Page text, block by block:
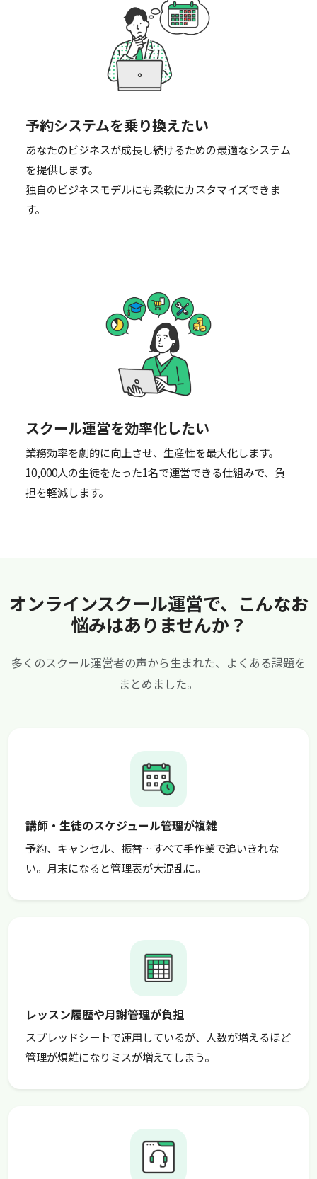
予約システムを乗り換えたい
あなたのビジネスが成長し続けるための最適なシステム
を提供します。
独自のビジネスモデルにも柔軟にカスタマイズできま
す。
スクール運営を効率化したい
業務効率を劇的に向上させ、生産性を最大化します。
10,000人の生徒をたった1名で運営できる仕組みで、負
担を軽減します。
オンラインスクール運営で、こんなお
悩みはありませんか？
多くのスクール運営者の声から生まれた、よくある課題を
まとめました。
講師・生徒のスケジュール管理が複雑
予約、キャンセル、振替…すべて手作業で追いきれな
い。月末になると管理表が大混乱に。
レッスン履歴や月謝管理が負担
スプレッドシートで運用しているが、人数が増えるほど
管理が煩雑になりミスが増えてしまう。